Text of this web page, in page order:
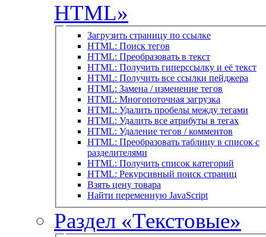
HTML»
Загрузить страницу по ссылке
HTML: Поиск тегов
HTML: Преобразовать в текст
HTML: Получить гиперссылку и её текст
HTML: Получить все ссылки пейджера
HTML: Замена / изменение тегов
HTML: Многопоточная загрузка
HTML: Удалить пробелы между тегами
HTML: Удалить все атрибуты в тегах
HTML: Удаление тегов / комментов
HTML: Преобразовать таблицу в список с
разделителями
HTML: Получить список категорий
HTML: Рекурсивный поиск страниц
Взять цену товара
Найти переменную JavaScript
Раздел «Текстовые»